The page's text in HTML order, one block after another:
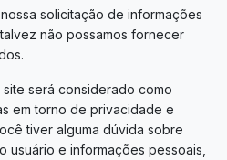
solicitação de informações
não possamos fornecer
será considerado como
em torno de privacidade e
tiver alguma dúvida sobre
usuário e informações pessoais,